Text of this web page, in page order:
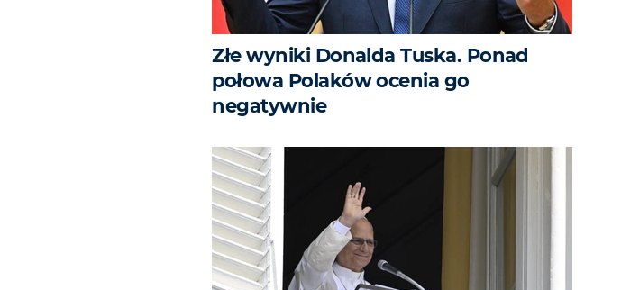
Złe wyniki Donalda Tuska. Ponad
połowa Polaków ocenia go
negatywnie